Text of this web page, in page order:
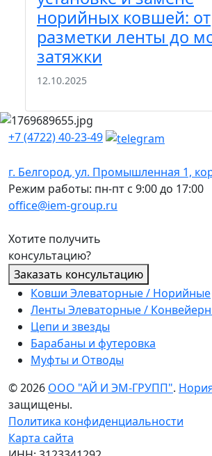
норийных ковшей: от
разметки ленты до
затяжки
12.10.2025
+7 (4722) 40-23-49
г. Белгород, ул. Промышленная 1,
Режим работы: пн-пт с 9:00 до 17:00
office@iem-group.ru
Хотите получить
консультацию?
Заказать консультацию
Ковши Элеваторные / Норийные
Ленты Элеваторные /
Цепи и звезды
Барабаны и футеровка
Муфты и Отводы
© 2026 ООО "АЙ И ЭМ-ГРУПП".
защищены.
Политика конфиденциальности
Карта сайта